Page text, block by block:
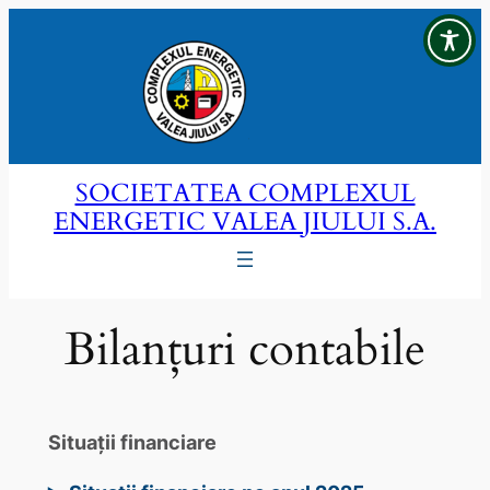
SOCIETATEA COMPLEXUL
ENERGETIC VALEA JIULUI S.A.
Bilanțuri contabile
Situaţii financiare